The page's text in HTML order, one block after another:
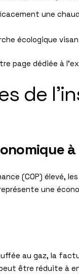
une
écologique
page dédiée à l’
de
(COP) élevé,
une
au gaz, la
être réduite à